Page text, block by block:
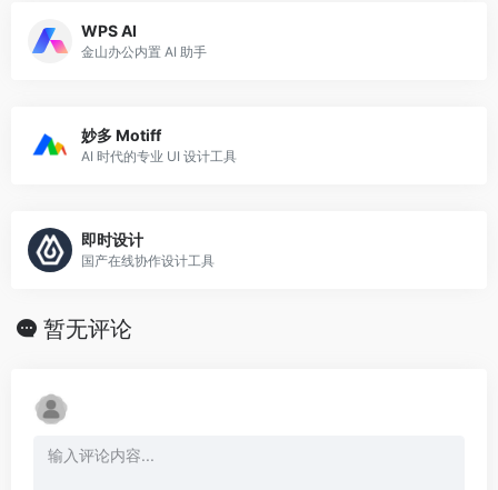
WPS AI
金山办公内置 AI 助手
妙多 Motiff
AI 时代的专业 UI 设计工具
即时设计
国产在线协作设计工具
暂无评论